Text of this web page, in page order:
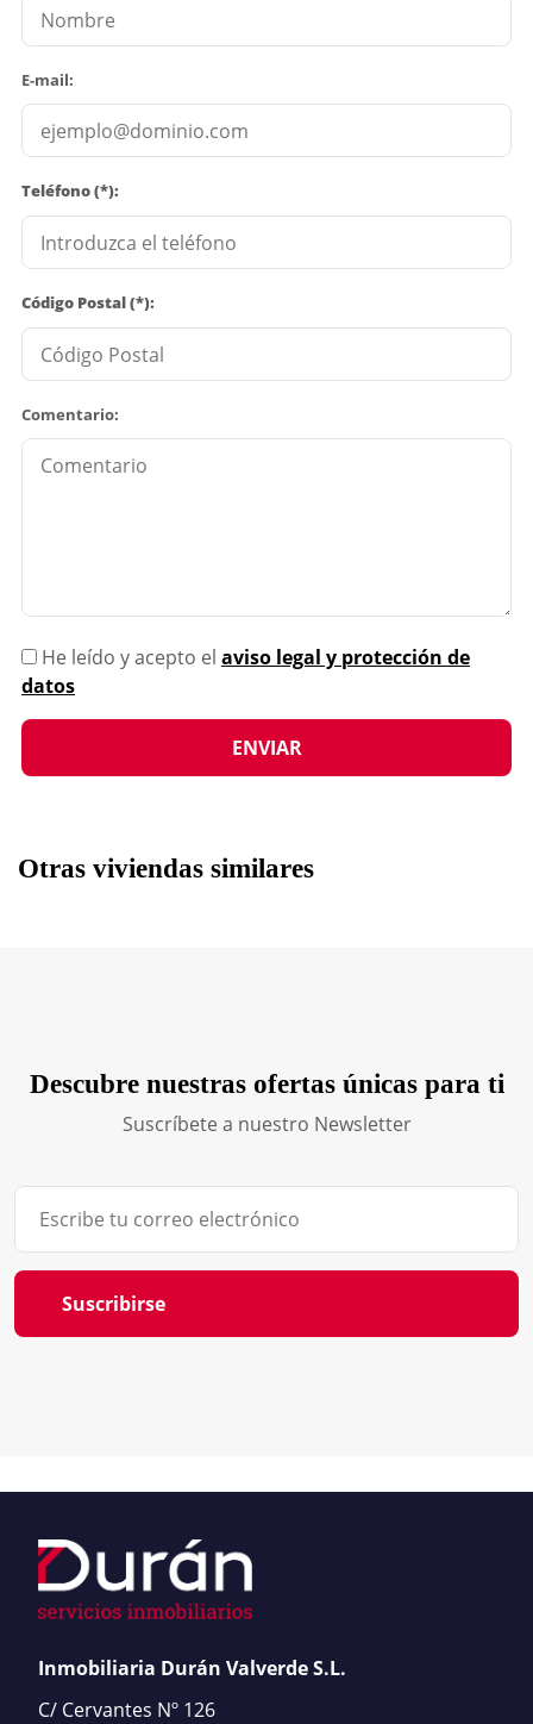
E-mail:
Teléfono (*):
Código Postal (*):
Comentario:
He leído y acepto el aviso legal y protección de
datos
Otras viviendas similares
Descubre nuestras ofertas únicas para ti
Suscríbete a nuestro Newsletter
Suscribirse
Inmobiliaria Durán Valverde S.L.
C/ Cervantes Nº 126